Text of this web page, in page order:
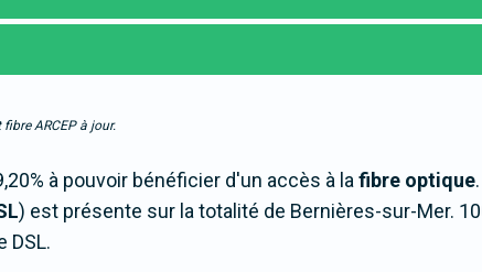
ARCEP à jour.
à pouvoir bénéficier d'un accès à lafibre optique.
) est présente sur la totalité de Bernières-sur-Mer.
DSL.